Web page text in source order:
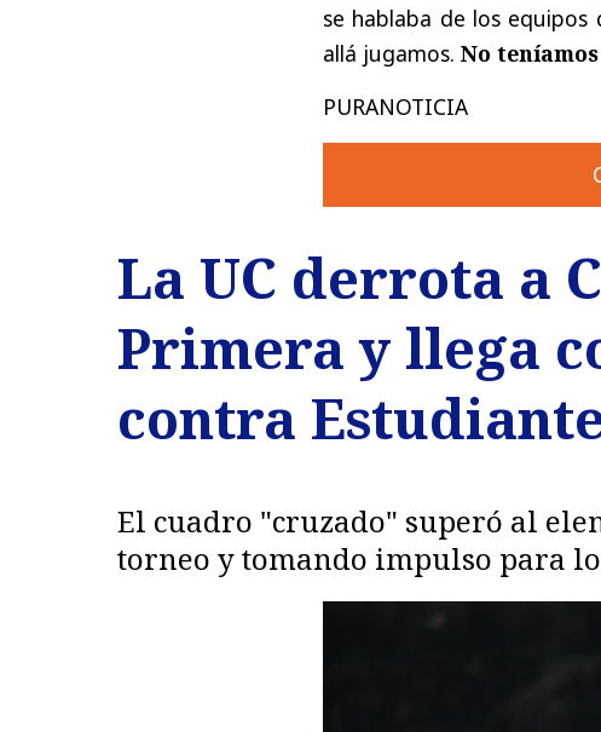
se hablaba de los equipos
allá jugamos. No
PURANOTICIA
La UC derrota a
Primera y llega
contra
El cuadro "cruzado" superó al
torneo y tomando impulso para